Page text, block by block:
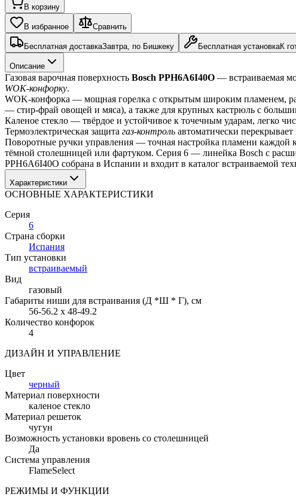
В корзину
В избранное Сравнить
Бесплатная доставкаЗавтра, по Бишкеку Бесплатная установкаК
Описание
Газовая варочная поверхность Bosch PPH6A6I40O
WOK-конфорку.
WOK-конфорка — мощная горелка с открытым широким пламенем,
— стир-фрай овощей и мяса), а также для крупных кастрюль с
Каленое стекло — твёрдое и устойчивое к точечным ударам, легко
Термоэлектрическая защита газ-контроль автоматически
Поворотные ручки управления — точная настройка пламени каждой
тёмной столешницей или фартуком. Серия 6 — линейка Bosch с
PPH6A6I40O собрана в Испании и входит в каталог встраиваемой
Характеристики
ОСНОВНЫЕ ХАРАКТЕРИСТИКИ
Серия
6
Страна сборки
Испания
Тип установки
встраиваемый
Вид
газовый
Габариты ниши для встраивания (Д *Ш * Г), см
56-56.2 x 48-49.2
Количество конфорок
4
ДИЗАЙН И УПРАВЛЕНИЕ
Цвет
черный
Материал поверхности
каленое стекло
Материал решеток
чугун
Возможность установки вровень со столешницей
Да
Система управления
FlameSelect
РЕЖИМЫ И ФУНКЦИИ